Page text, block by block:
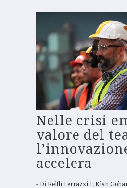
Nelle crisi
valore del
accelera
Di Keith Ferrazzi E Kian